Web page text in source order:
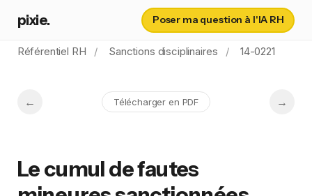
pixie. Poser ma question à l'IA RH
Référentiel RH Sanctions disciplinaires 14-0221
Télécharger en PDF
Le cumul de fautes